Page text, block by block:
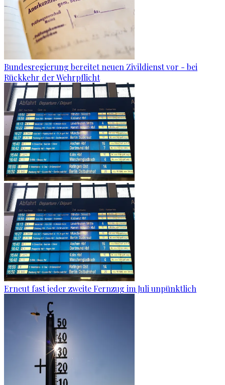
Bundesregierung bereitet neuen Zivildienst vor - bei
Rückkehr der Wehrpflicht
Erneut fast jeder zweite Fernzug im Juli unpünktlich